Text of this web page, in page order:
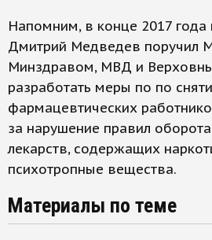
Напомним, в конце 2017 года
Дмитрий Медведев поручил
Минздравом, МВД и
разработать меры по по
фармацевтических
за нарушение правил
лекарств, содержащих
психотропные вещества.
Материалы по теме